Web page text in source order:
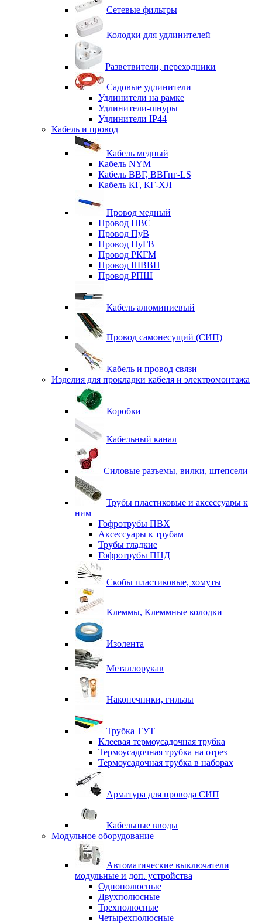
Сетевые фильтры
Колодки для удлинителей
Разветвители, переходники
Садовые удлинители
Удлинители на рамке
Удлинители-шнуры
Удлинители IP44
Кабель и провод
Кабель медный
Кабель NYM
Кабель ВВГ, ВВГнг-LS
Кабель КГ, КГ-ХЛ
Провод медный
Провод ПВС
Провод ПуВ
Провод ПуГВ
Провод РКГМ
Провод ШВВП
Провод РПШ
Кабель алюминиевый
Провод самонесущий (СИП)
Кабель и провод связи
Изделия для прокладки кабеля и электромонтажа
Коробки
Кабельный канал
Силовые разъемы, вилки, штепсели
Трубы пластиковые и аксессуары к
ним
Гофротрубы ПВХ
Аксессуары к трубам
Трубы гладкие
Гофротрубы ПНД
Скобы пластиковые, хомуты
Клеммы, Клеммные колодки
Изолента
Металлорукав
Наконечники, гильзы
Трубка ТУТ
Клеевая термоусадочная трубка
Термоусадочная трубка на отрез
Термоусадочная трубка в наборах
Арматура для провода СИП
Кабельные вводы
Модульное оборудование
Автоматические выключатели
модульные и доп. устройства
Однополюсные
Двухполюсные
Трехполюсные
Четырехполюсные